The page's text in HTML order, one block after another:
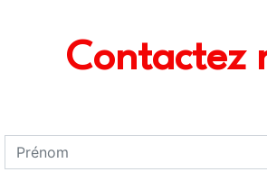
Contactez